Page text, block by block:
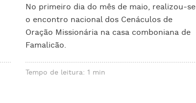
No primeiro dia do mês de maio, realizou-se
o encontro nacional dos Cenáculos de
Oração Missionária na casa comboniana de
Famalicão.
Tempo de leitura: 1 min